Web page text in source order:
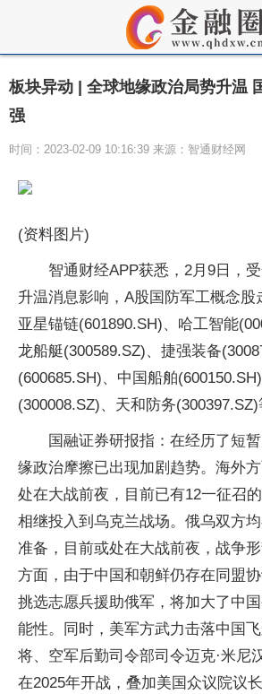
板块异动 | 全球地缘政治局势升温
强
时间：2023-02-09 10:16:39 来源：智通财经网
(资料图片)
智通财经APP获悉，2月9日，
升温消息影响，A股国防军工概念股
亚星锚链(601890.SH)、哈工智能
龙船艇(300589.SZ)、捷强装备
(600685.SH)、中国船舶
(300008.SZ)、天和防务(300397.SZ)
国融证券研报指：在经历了短
缘政治摩擦已出现加剧趋势。海外
处在大战前夜，目前已有12一征召
相继投入到乌克兰战场。俄乌双方
准备，目前或处在大战前夜，战争
方面，由于中国和朝鲜仍存在同盟
挑选志愿兵援助俄军，将加大了中
能性。同时，美军方武力击落中国
将、空军后勤司令部司令迈克·米尼
在2025年开战，叠加美国众议院议